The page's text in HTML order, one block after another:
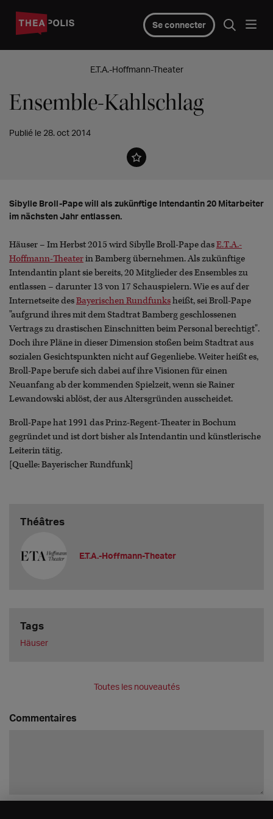
Se connecter
E.T.A.-Hoffmann-Theater
Ensemble-Kahlschlag
Publié le 28. oct 2014
Sibylle Broll-Pape will als zukünftige Intendantin 20 Mitarbeiter
im nächsten Jahr entlassen.
Häuser – Im Herbst 2015 wird Sibylle Broll-Pape dasE.T.A.-
Hoffmann-Theaterin Bamberg übernehmen. Als zukünftige
Intendantin plant sie bereits, 20 Mitglieder des Ensembles zu
entlassen – darunter 13 von 17 Schauspielern. Wie es auf der
Internetseite desBayerischen Rundfunksheißt, sei Broll-Pape
"aufgrund ihres mit dem Stadtrat Bamberg geschlossenen
Vertrags zu drastischen Einschnitten beim Personal berechtigt".
Doch ihre Pläne in dieser Dimension stoßen beim Stadtrat aus
sozialen Gesichtspunkten nicht auf Gegenliebe. Weiter heißt es,
Broll-Pape berufe sich dabei auf ihre Visionen für einen
Neuanfang ab der kommenden Spielzeit, wenn sie Rainer
Lewandowski ablöst, der aus Altersgründen ausscheidet.
Broll-Pape hat 1991 das Prinz-Regent-Theater in Bochum
gegründet und ist dort bisher als Intendantin und künstlerische
Leiterin tätig.
[Quelle: Bayerischer Rundfunk]
Théâtres
E.T.A.-Hoffmann-Theater
Tags
Häuser
Toutes les nouveautés
Commentaires